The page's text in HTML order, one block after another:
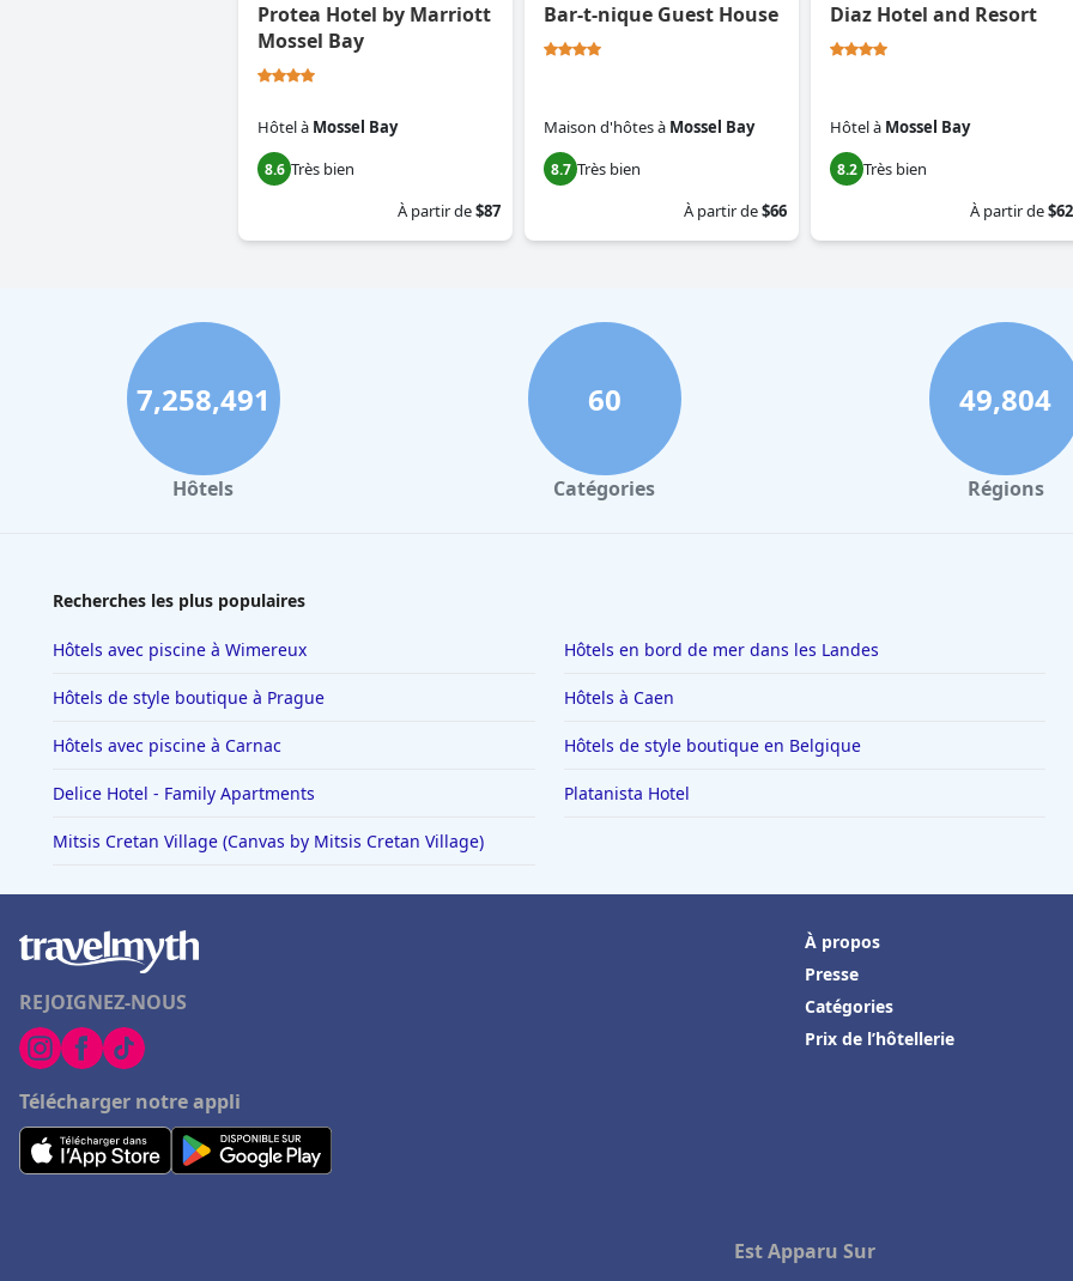
Protea Hotel by Marriott
Mossel Bay
Hôtelà Mossel Bay
8.6 Très bien
À partir de$87
Bar-t-nique Guest House
Maison d'hôtesà Mossel Bay
8.7 Très bien
À partir de$66
Diaz Hotel and Resort
Hôtelà Mossel Bay
8.2 Très bien
À partir de$62
7,258,491
Hôtels
60
Catégories
49,804
Régions
Recherches les plus populaires
Hôtels avec piscine à Wimereux Hôtels en bord de mer dans les Landes
Hôtels de style boutique à Prague Hôtels à Caen
Hôtels avec piscine à Carnac Hôtels de style boutique en Belgique
Delice Hotel - Family Apartments Platanista Hotel
Mitsis Cretan Village (Canvas by Mitsis Cretan Village)
REJOIGNEZ-NOUS
Télécharger notre appli
À propos
Presse
Catégories
Prix de l’hôtellerie
Est Apparu Sur